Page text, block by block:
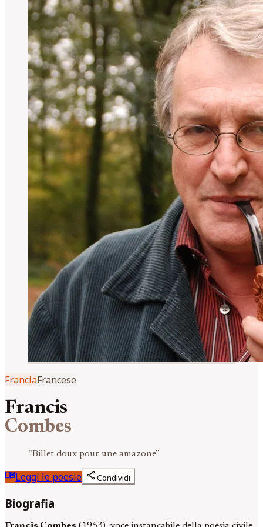
FranciaFrancese
Francis
Combes
“Billet doux pour une amazone”
menu_bookLeggi le poesie shareCondividi
Biografia